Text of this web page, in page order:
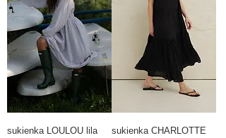
sukienka LOULOU lila sukienka CHARLOTTE